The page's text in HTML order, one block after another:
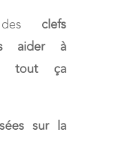
clefs
aider à
tout ça
sur la